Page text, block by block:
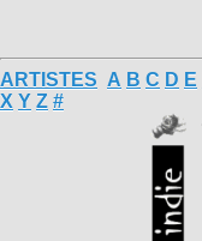
ARTISTES A B C D E
X Y Z #